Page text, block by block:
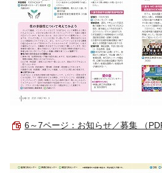
6～7ページ：お知らせ／募集 （